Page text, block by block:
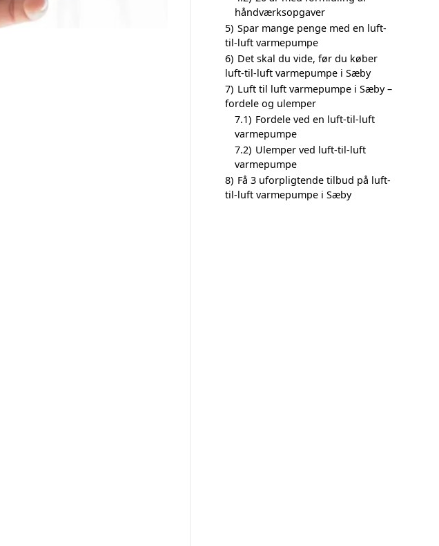
håndværksopgaver
5) Spar mange penge med en luft-
til-luft varmepumpe
6) Det skal du vide, før du køber
luft-til-luft varmepumpe i Sæby
7) Luft til luft varmepumpe i Sæby –
fordele og ulemper
7.1) Fordele ved en luft-til-luft
varmepumpe
7.2) Ulemper ved luft-til-luft
varmepumpe
8) Få 3 uforpligtende tilbud på luft-
til-luft varmepumpe i Sæby